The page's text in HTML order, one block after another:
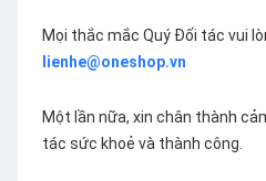
Mọi thắc mắc Quý Đối tác vui
lienhe@oneshop.vn
Một lần nữa, xin chân thành
tác sức khoẻ và thành công.